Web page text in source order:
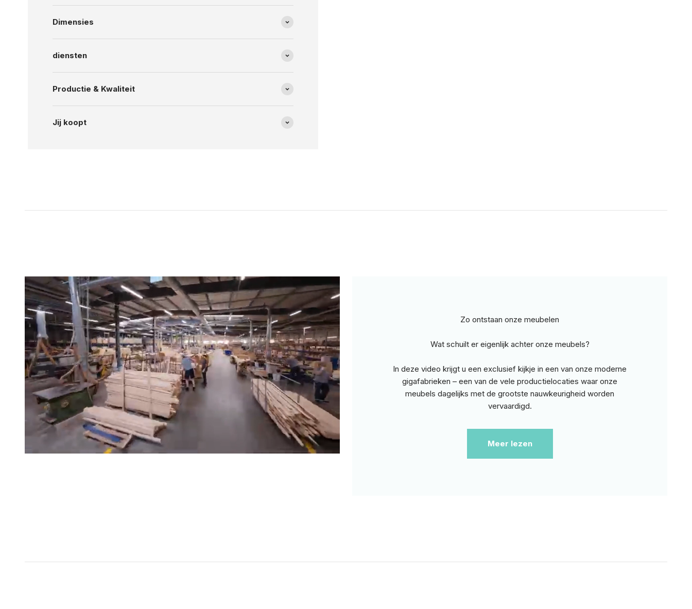
Dimensies
diensten
Productie & Kwaliteit
Jij koopt
Zo ontstaan onze meubelen
Wat schuilt er eigenlijk achter onze meubels?
In deze video krijgt u een exclusief kijkje in een van onze moderne
gigafabrieken – een van de vele productielocaties waar onze
meubels dagelijks met de grootste nauwkeurigheid worden
vervaardigd.
Meer lezen